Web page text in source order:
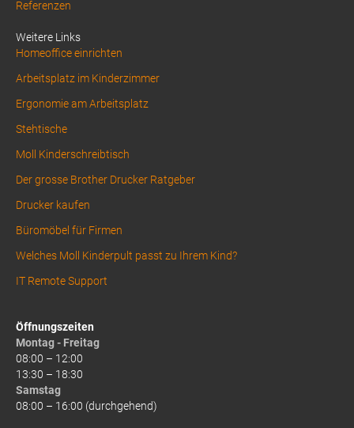
Referenzen
Weitere Links
Homeoffice einrichten
Arbeitsplatz im Kinderzimmer
Ergonomie am Arbeitsplatz
Stehtische
Moll Kinderschreibtisch
Der grosse Brother Drucker Ratgeber
Drucker kaufen
Büromöbel für Firmen
Welches Moll Kinderpult passt zu Ihrem Kind?
IT Remote Support
Öffnungszeiten
Montag - Freitag
08:00 – 12:00
13:30 – 18:30
Samstag
08:00 – 16:00 (durchgehend)